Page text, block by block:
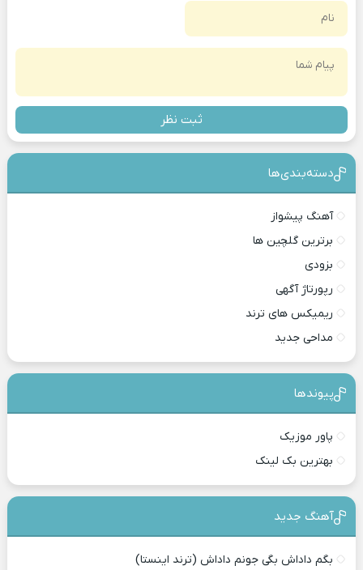
ثبت نظر
دسته‌بندی‎‌‌ها
آهنگ پیشواز
برترین گلچین ها
بزودی
رپورتاژ آگهی
ریمیکس های ترند
مداحی جدید
پیوندها
پاور موزیک
بهترین بک لینک
آهنگ جدید
بگم داداش بگی جونم داداش (ترند اینستا)